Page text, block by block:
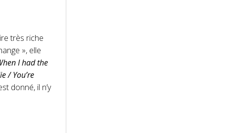
très riche
», elle
I had the
/ You’re
donné, il n’y